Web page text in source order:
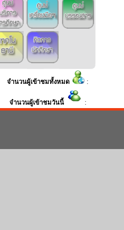
จำนวนผู้เข้าชมทั้งหมด :
จำนวนผู้เข้าชมวันนี้ :